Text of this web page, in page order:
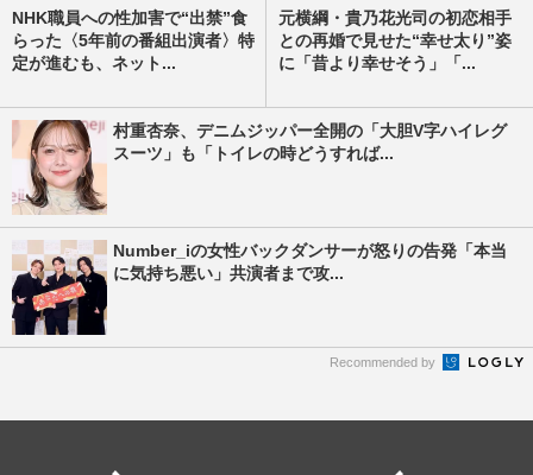
NHK職員への性加害で“出禁”食
らった〈5年前の番組出演者〉特
定が進むも、ネット...
元横綱・貴乃花光司の初恋相手
との再婚で見せた“幸せ太り”姿
に「昔より幸せそう」「...
村重杏奈、デニムジッパー全開の「大胆V字ハイレグ
スーツ」も「トイレの時どうすれば...
Number_iの女性バックダンサーが怒りの告発「本当
に気持ち悪い」共演者まで攻...
Recommended by